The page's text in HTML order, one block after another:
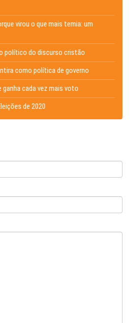
virou o que mais temia: um
político do discurso cristão
como política de governo
ganha cada vez mais voto
de 2020